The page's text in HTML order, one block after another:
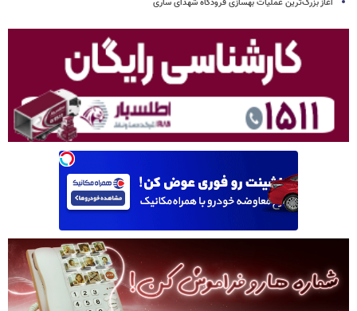
آغاز بزرگ‌ترین عملیات بهسازی فرودگاه شهدای ساری